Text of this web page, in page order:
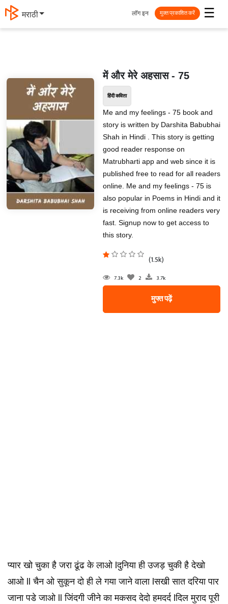
मराठी ☰
लॉग इन मुक्त प्रकाशित करें
में और मेरे अहसास - 75
हिंदी कविता
Me and my feelings - 75 book and
story is written by Darshita Babubhai
Shah in Hindi . This story is getting
good reader response on
Matrubharti app and web since it is
published free to read for all readers
online. Me and my feelings - 75 is
also popular in Poems in Hindi and it
is receiving from online readers very
fast. Signup now to get access to
this story.
(1.5k)
7.3k 2 3.7k
मुफ्त पढ़ें
प्यार खो चुका है जरा ढूंढ के लाओ lदुनिया ही उजड़ चुकी है देखो
आओ ll चैन ओ सुकून दो ही ले गया जाने वाला lसखी सात दरिया पार
जाना पडे जाओ ll जिंदगी जीने का मकसद देदो हमदर्द lदिल मुराद पूरी